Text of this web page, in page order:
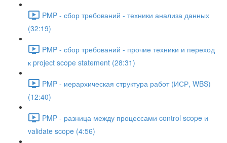
PMP - сбор требований - техники анализа данных
(32:19)
PMP - сбор требований - прочие техники и переход
к project scope statement (28:31)
PMP - иерархическая структура работ (ИСР, WBS)
(12:40)
PMP - разница между процессами control scope и
validate scope (4:56)